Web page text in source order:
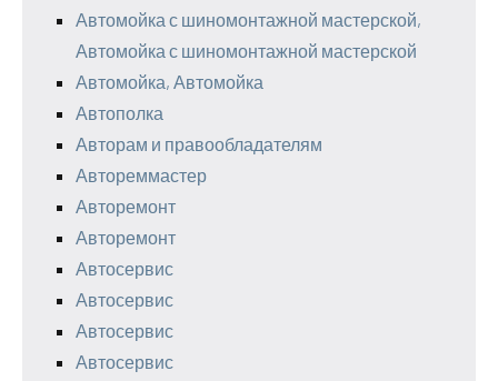
Автомойка с шиномонтажной мастерской,
Автомойка с шиномонтажной мастерской
Автомойка, Автомойка
Автополка
Авторам и правообладателям
Автореммастер
Авторемонт
Авторемонт
Автосервис
Автосервис
Автосервис
Автосервис